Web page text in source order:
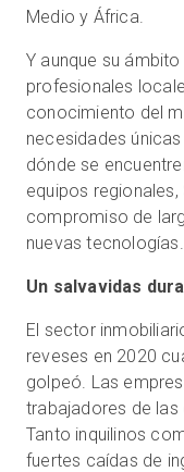
Medio y África.
Y aunque su
profesionales
conocimiento del
necesidades
dónde se
equipos
compromiso de
nuevas tecnologías.
Un salvavidas
El sector
reveses en 2020
golpeó. Las
trabajadores de
Tanto inquilinos
fuertes caídas de